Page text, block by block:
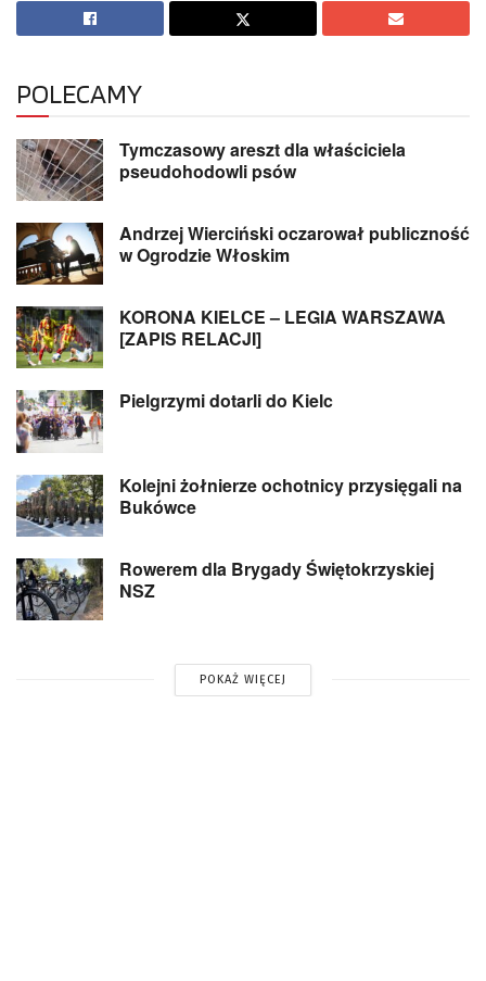
POLECAMY
Tymczasowy areszt dla właściciela
pseudohodowli psów
Andrzej Wierciński oczarował publiczność
w Ogrodzie Włoskim
KORONA KIELCE – LEGIA WARSZAWA
[ZAPIS RELACJI]
Pielgrzymi dotarli do Kielc
Kolejni żołnierze ochotnicy przysięgali na
Bukówce
Rowerem dla Brygady Świętokrzyskiej
NSZ
POKAŻ WIĘCEJ